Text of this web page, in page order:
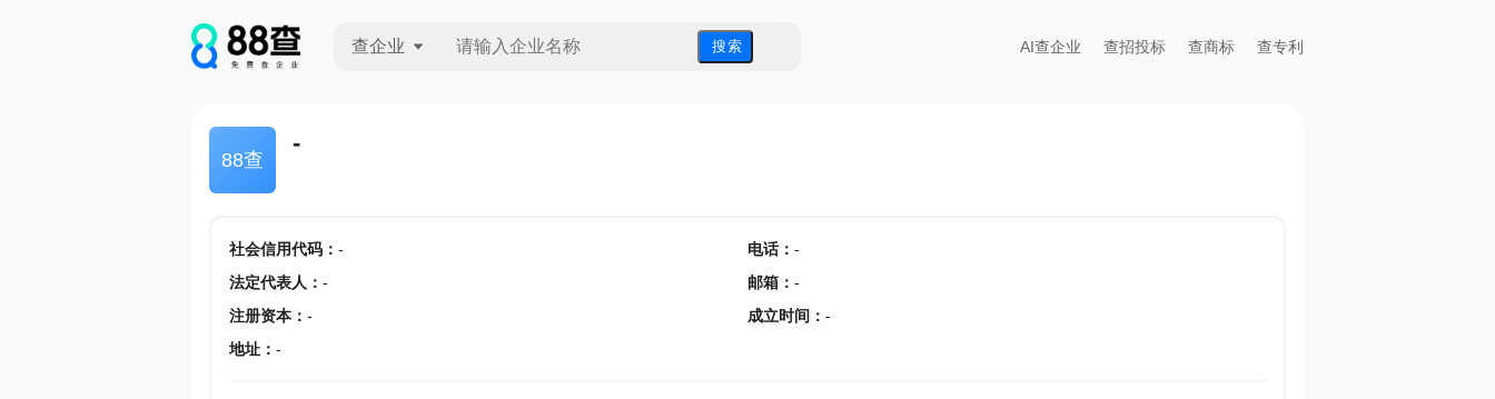
查企业 搜 索 AI查企业 查招投标 查商标 查专利
88查
-
社会信用代码： - 电话： -
法定代表人 ： - 邮箱 ： -
注册资本： - 成立时间 ： -
地址： -